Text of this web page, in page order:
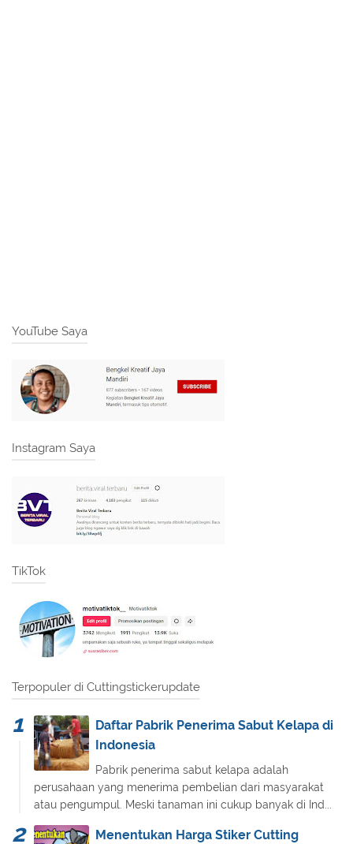
YouTube Saya
Instagram Saya
TikTok
Terpopuler di Cuttingstickerupdate
Daftar Pabrik Penerima Sabut Kelapa di
Indonesia
Pabrik penerima sabut kelapa adalah
perusahaan yang menerima pembelian dari masyarakat
atau pengumpul. Meski tanaman ini cukup banyak di Ind...
Menentukan Harga Stiker Cutting